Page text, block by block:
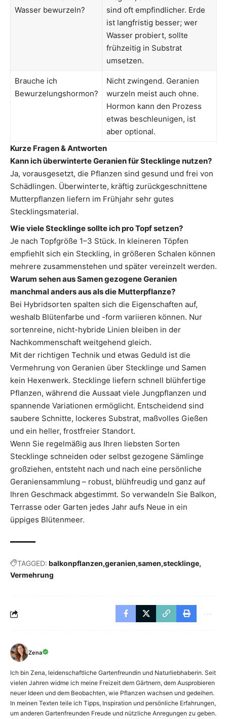
Wasser bewurzeln?
sind oft empfindlicher. Erde
ist langfristig besser; wer
Wasser probiert, sollte
frühzeitig in Substrat
umsetzen.
Brauche ich
Bewurzelungshormon?
Nicht zwingend. Geranien
wurzeln meist auch ohne.
Hormon kann den Prozess
etwas beschleunigen, ist
aber optional.
Kurze Fragen & Antworten
Kann ich überwinterte Geranien für Stecklinge nutzen?
Ja, vorausgesetzt, die Pflanzen sind gesund und frei von
Schädlingen. Überwinterte, kräftig zurückgeschnittene
Mutterpflanzen liefern im Frühjahr sehr gutes
Stecklingsmaterial.
Wie viele Stecklinge sollte ich pro Topf setzen?
Je nach Topfgröße 1–3 Stück. In kleineren Töpfen
empfiehlt sich ein Steckling, in größeren Schalen können
mehrere zusammenstehen und später vereinzelt werden.
Warum sehen aus Samen gezogene Geranien
manchmal anders aus als die Mutterpflanze?
Bei Hybridsorten spalten sich die Eigenschaften auf,
weshalb Blütenfarbe und -form variieren können. Nur
sortenreine, nicht-hybride Linien bleiben in der
Nachkommenschaft weitgehend gleich.
Mit der richtigen Technik und etwas Geduld ist die
Vermehrung von Geranien über Stecklinge und Samen
kein Hexenwerk. Stecklinge liefern schnell blühfertige
Pflanzen, während die Aussaat viele Jungpflanzen und
spannende Variationen ermöglicht. Entscheidend sind
saubere Schnitte, lockeres Substrat, maßvolles Gießen
und ein heller, frostfreier Standort.
Wenn Sie regelmäßig aus Ihren liebsten Sorten
Stecklinge schneiden oder selbst gezogene Sämlinge
großziehen, entsteht nach und nach eine persönliche
Geraniensammlung – robust, blühfreudig und ganz auf
Ihren Geschmack abgestimmt. So verwandeln Sie Balkon,
Terrasse oder Garten jedes Jahr aufs Neue in ein
üppiges Blütenmeer.
TAGGED: balkonpflanzen geranien samen stecklinge
Vermehrung
Zena
Ich bin Zena, leidenschaftliche Gartenfreundin und Naturliebhaberin. Seit
vielen Jahren widme ich meine Freizeit dem Gärtnern, dem Ausprobieren
neuer Ideen und dem Beobachten, wie Pflanzen wachsen und gedeihen.
In meinen Texten teile ich Tipps, Inspiration und persönliche Erfahrungen,
um anderen Gartenfreunden Freude und nützliche Anregungen zu geben.